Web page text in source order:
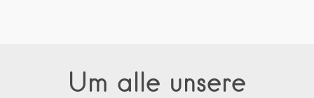
Um alle unsere